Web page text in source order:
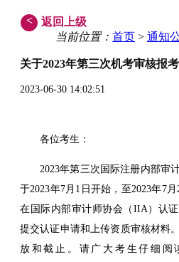
<
返回上级
当前位置： 首页 > 通知
关于2023年第三次机考审核报
2023-06-30 14:02:51
各位考生：
2023年第三次国际注册内部审
于2023年7月1日开始，至2023年7
在国际内部审计师协会（IIA）认
提交认证申请和上传资质审核材料
放和截止。请广大考生仔细阅